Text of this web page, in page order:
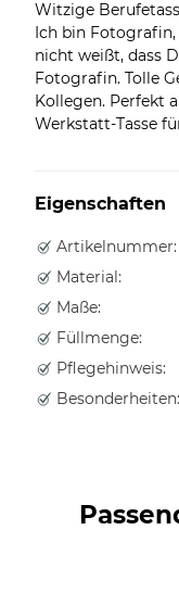
Witzige
Ich bin
nicht weißt, dass
Fotografin. Tolle
Kollegen. Perfekt
Werkstatt-Tasse
Eigenschaften
Artikelnummer:
Material:
Maße:
Füllmenge:
Pflegehinweis:
Besonderheiten: